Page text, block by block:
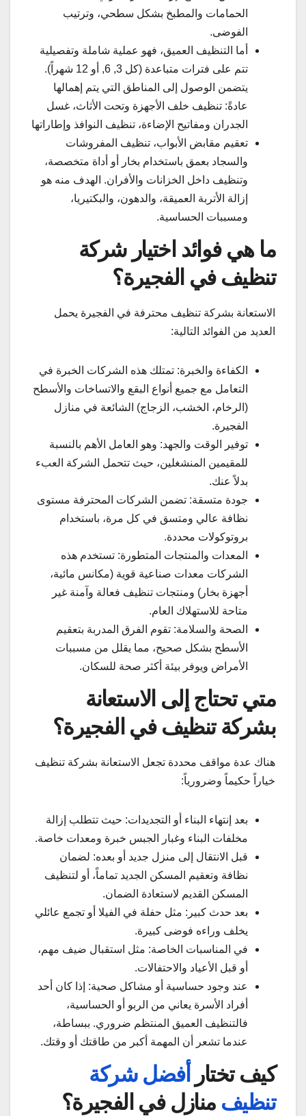
الحمامات والمطبخ بشكل سطحي، وترتيب
الفوضى.
أما التنظيف العميق، فهو عملية شاملة وتفصيلية
تتم على فترات متباعدة (كل 3, 6, أو 12 شهراً).
يتضمن الوصول إلى المناطق التي يتم إهمالها
عادةً: تنظيف خلف الأجهزة وتحت الأثاث، غسل
الجدران ومفاتيح الإضاءة، تنظيف النوافذ وإطاراتها
تعقيم مقابض الأبواب، تنظيف المفروشات
والسجاد بعمق باستخدام بخار أو أداة متخصصة،
وتنظيف داخل الخزانات والأفران. الهدف منه هو
إزالة الأتربة العميقة، والدهون، والبكتيريا،
ومسببات الحساسية.
ما هي فوائد اختيار شركة
تنظيف في الفجيرة؟
الاستعانة بشركة تنظيف محترفة في الفجيرة يحمل
العديد من الفوائد التالية:
الكفاءة والخبرة: تمتلك هذه الشركات الخبرة في
التعامل مع جميع أنواع البقع والاتساخات والأسطح
(الرخام، الخشب، الزجاج) الشائعة في منازل
الفجيرة.
توفير الوقت والجهد: وهو العامل الأهم بالنسبة
للمقيمين المنشغلين، حيث تتحمل الشركة العبء
بدلاً عنك.
جودة متسقة: تضمن الشركات المحترفة مستوى
نظافة عالي ومتسق في كل مرة، باستخدام
بروتوكولات محددة.
المعدات والمنتجات المتطورة: تستخدم هذه
الشركات معدات صناعية قوية (مكانس مائية،
أجهزة بخار) ومنتجات تنظيف فعالة وآمنة غير
متاحة للاستهلاك العام.
الصحة والسلامة: تقوم الفرق المدربة بتعقيم
الأسطح بشكل صحيح، مما يقلل من مسببات
الأمراض ويوفر بيئة أكثر صحة للسكان.
متي تحتاج إلى الاستعانة
بشركة تنظيف في الفجيرة؟
هناك عدة مواقف محددة تجعل الاستعانة بشركة تنظيف
خياراً حكيماً وضرورياً:
بعد إنتهاء البناء أو التجديدات: حيث تتطلب إزالة
مخلفات البناء وغبار الجبس خبرة ومعدات خاصة.
قبل الانتقال إلى منزل جديد أو بعده: لضمان
نظافة وتعقيم المسكن الجديد تماماً، أو لتنظيف
المسكن القديم لاستعادة الضمان.
بعد حدث كبير: مثل حفلة في الفيلا أو تجمع عائلي
يخلف وراءه فوضى كبيرة.
في المناسبات الخاصة: مثل استقبال ضيف مهم،
أو قبل الأعياد والاحتفالات.
عند وجود حساسية أو مشاكل صحية: إذا كان أحد
أفراد الأسرة يعاني من الربو أو الحساسية،
فالتنظيف العميق المنتظم ضروري. ببساطة،
عندما تشعر أن المهمة أكبر من طاقتك أو وقتك.
كيف تختار أفضل شركة
تنظيف منازل في الفجيرة؟